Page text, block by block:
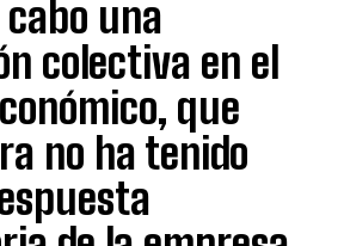
cabo una
colectiva en el
que
no ha tenido